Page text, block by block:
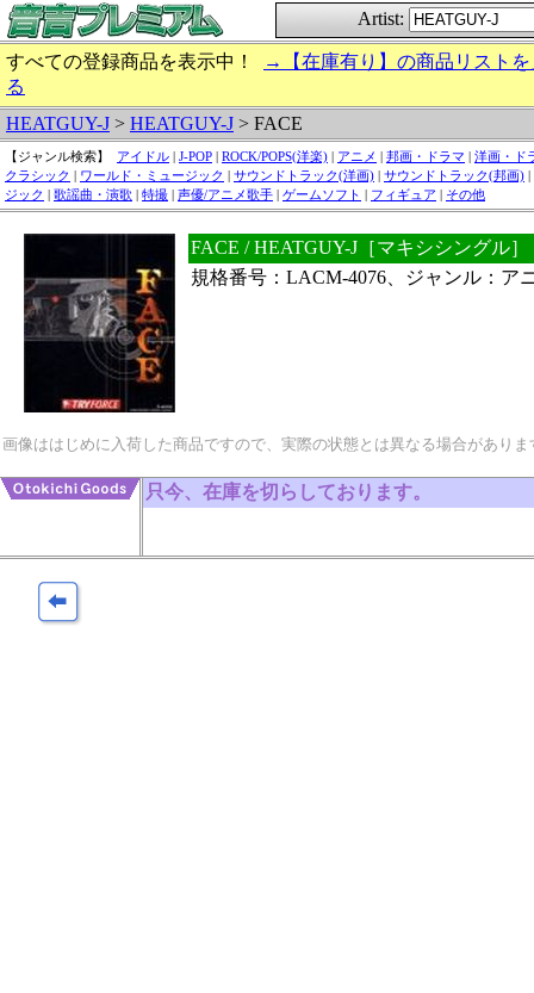
Artist:
すべての登録商品を表示中！
→【在庫有り】の商品リストを
る
HEATGUY-J > HEATGUY-J > FACE
【ジャンル検索】 アイドル | J-POP | ROCK/POPS(洋楽) | アニメ | 邦画・ドラマ | 洋画・ド
クラシック | ワールド・ミュージック | サウンドトラック(洋画) | サウンドトラック(邦画) |
ジック | 歌謡曲・演歌 | 特撮 | 声優/アニメ歌手 | ゲームソフト | フィギュア | その他
FACE / HEATGUY-J［マキシシングル］
規格番号：LACM-4076、ジャンル：ア
画像ははじめに入荷した商品ですので、実際の状態とは異なる場合があり
只今、在庫を切らしております。